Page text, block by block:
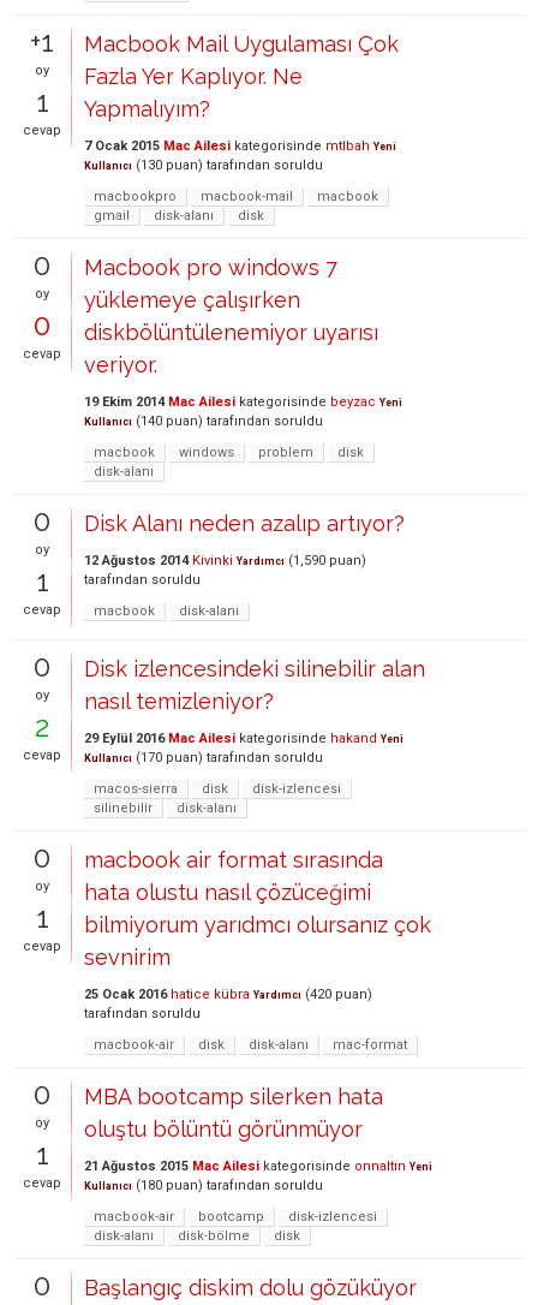
+1
oy
1
cevap
Macbook Mail Uygulaması Çok
Fazla Yer Kaplıyor. Ne
Yapmalıyım?
7 Ocak 2015 Mac Ailesi kategorisinde mtlbah Yeni
Kullanıcı (130 puan) tarafından soruldu
macbookpro
macbook-mail
macbook
gmail
disk-alanı disk
0
oy
0
cevap
Macbook pro windows 7
yüklemeye çalışırken
diskbölüntülenemiyor uyarısı
veriyor.
19 Ekim 2014 Mac Ailesi kategorisinde beyzac Yeni
Kullanıcı (140 puan) tarafından soruldu
macbook
windows problem
disk
disk-alanı
0
oy
1
cevap
Disk Alanı neden azalıp artıyor?
12 Ağustos 2014 Kivinki Yardımcı (1,590 puan)
tarafından soruldu
macbook
disk-alanı
0
oy
2
cevap
Disk izlencesindeki silinebilir alan
nasıl temizleniyor?
29 Eylül 2016 Mac Ailesi kategorisinde hakand Yeni
Kullanıcı (170 puan) tarafından soruldu
macos-sierra
disk
disk-izlencesi
silinebilir
disk-alanı
0
oy
1
cevap
macbook air format sırasında
hata olustu nasıl çözüceğimi
bilmiyorum yarıdmcı olursanız çok
sevnirim
25 Ocak 2016 hatice kübra Yardımcı (420 puan)
tarafından soruldu
macbook-air
disk disk-alanı mac-format
0
oy
1
cevap
MBA bootcamp silerken hata
oluştu bölüntü görünmüyor
21 Ağustos 2015 Mac Ailesi kategorisinde onnaltin Yeni
Kullanıcı (180 puan) tarafından soruldu
macbook-air
bootcamp
disk-izlencesi
disk-alanı
disk-bölme disk
0 Başlangıç diskim dolu gözüküyor